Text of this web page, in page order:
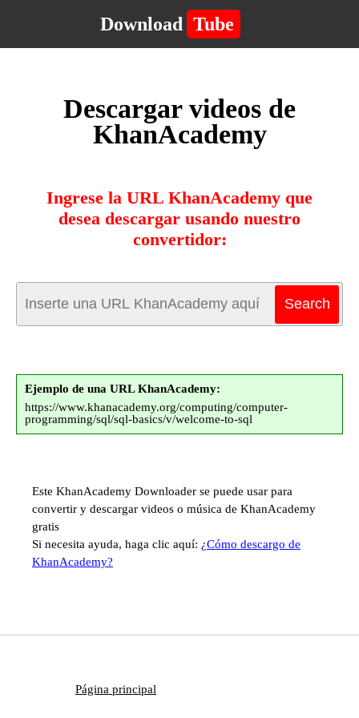
Download Tube
Descargar videos de
KhanAcademy
Ingrese la URL KhanAcademy que
desea descargar usando nuestro
convertidor:
Ejemplo de una URL KhanAcademy:
https://www.khanacademy.org/computing/computer-
programming/sql/sql-basics/v/welcome-to-sql
Este KhanAcademy Downloader se puede usar para
convertir y descargar videos o música de KhanAcademy
gratis
Si necesita ayuda, haga clic aquí: ¿Cómo descargo de
KhanAcademy?
Página principal